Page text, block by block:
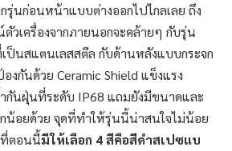
รุ่นก่อนหน้าแบบต่างออกไปไกลเลย ถึง
วเครื่องจากภายนอกจะคล้ายๆ กับรุ่น
ป็นสแตนเลสสตีล กับด้านหลังแบบกระจก
กันด้วย Ceramic Shield แข็งแรง
นฝุ่นที่ระดับ IP68 แถมยังมีขนาดและ
น้อยด้วย จุดที่ทำให้รุ่นนี้น่าสนใจไม่น้อย
ที่ตอนนี้มีให้เลือก 4 สีคือสีดำสเปซแบ